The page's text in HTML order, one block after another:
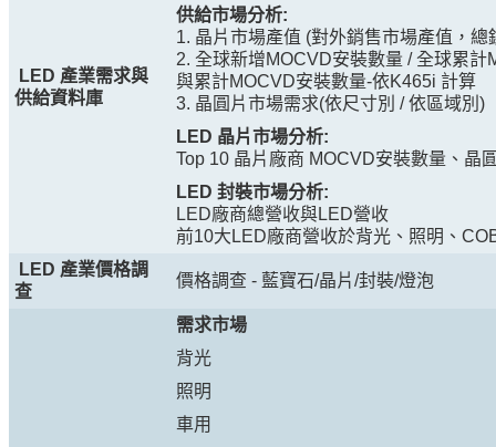
LED 產業需求與
供給資料庫
供給市場分析:
1. 晶片市場產值 (對外銷售市場產值，總
2. 全球新增MOCVD安裝數量 / 全球累計
與累計MOCVD安裝數量-依K465i 計算
3. 晶圓片市場需求(依尺寸別 / 依區域別)
LED 晶片市場分析:
Top 10 晶片廠商 MOCVD安裝數量、晶
LED 封裝市場分析:
LED廠商總營收與LED營收
前10大LED廠商營收於背光、照明、
LED 產業價格調
查
價格調查 - 藍寶石/晶片/封裝/燈泡
需求市場
背光
照明
車用